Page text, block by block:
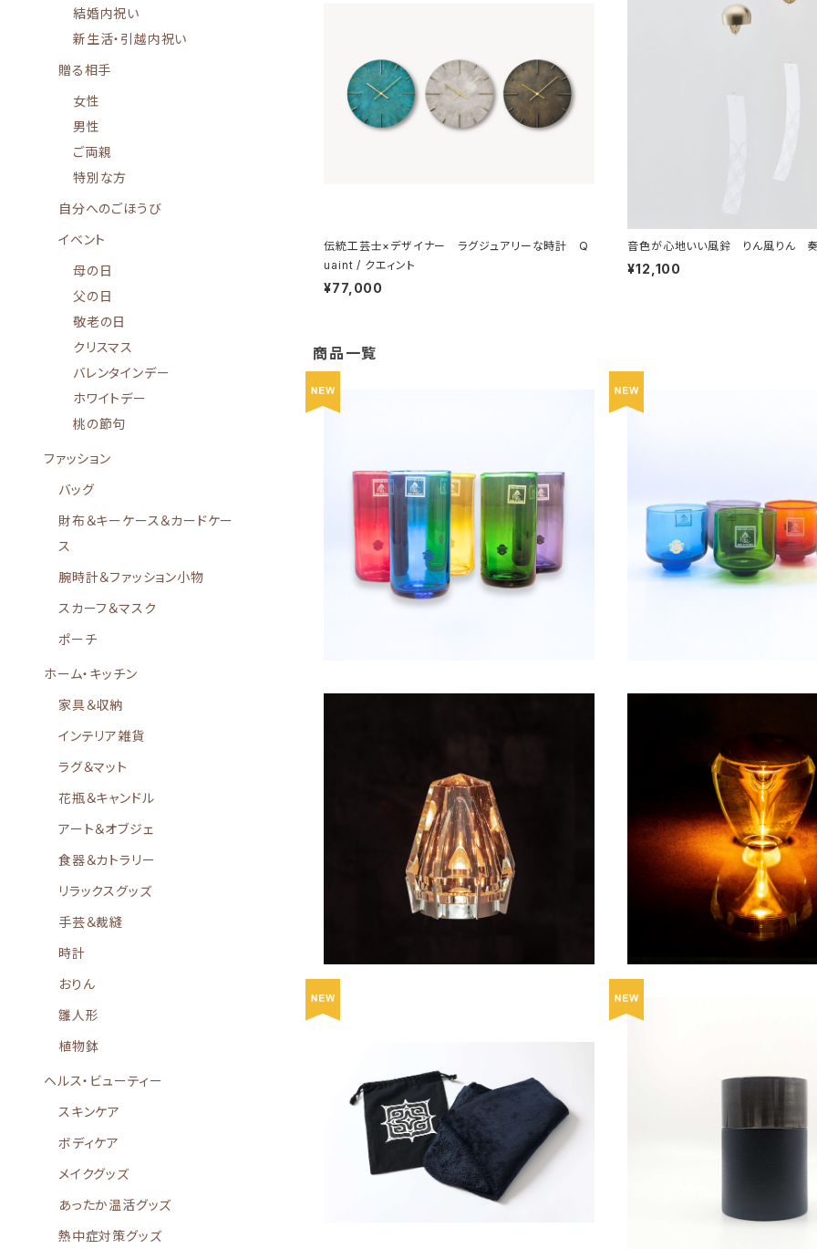
伝統工芸士×デザイナー ラグジュアリーな時計 Q
uaint / クエィント
¥77,000
音色が心地いい風鈴 りん風りん
¥12,100
商品一覧
琉球フォーチュンガラス グラス -glass
- 【自分や友人、家族、推しの幸せを願うグラ
ス】
¥2,420
琉球フォーチュンガラス
up- 【自分や友人、家族、推
グラス】
¥1,980
【日経トレンディ掲載】宝石のようなクリスタ
ルガラスのテーブルライト - Octagon / オ
クタゴン -
¥33,000
【日経トレンディ掲載】クリス
のテーブルライト -
¥30,800
ブランケット / アイヌ文様の収納袋付
¥3,000
茶葉・コーヒー豆・お菓子入
銀彩
結婚内祝い
新生活・引越内祝い
贈る相手
女性
男性
ご両親
特別な方
自分へのごほうび
イベント
母の日
父の日
敬老の日
クリスマス
バレンタインデー
ホワイトデー
桃の節句
ファッション
バッグ
財布＆キーケース＆カードケー
ス
腕時計＆ファッション小物
スカーフ＆マスク
ポーチ
ホーム・キッチン
家具＆収納
インテリア雑貨
ラグ＆マット
花瓶＆キャンドル
アート＆オブジェ
食器＆カトラリー
リラックスグッズ
手芸＆裁縫
時計
おりん
雛人形
植物鉢
ヘルス・ビューティー
スキンケア
ボディケア
メイクグッズ
あったか温活グッズ
熱中症対策グッズ